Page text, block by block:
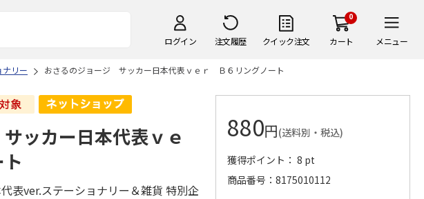
ログイン 注文履歴 クイック注文
0
カート メニュー
リー おさるのジョージ サッカー日本代表ｖｅｒ Ｂ６リングノート
ッカー日本代表ｖｅ
表ver.ステーショナリー＆雑貨 特別企
880円(送料別・税込)
獲得ポイント： 8 pt
商品番号
8175010112